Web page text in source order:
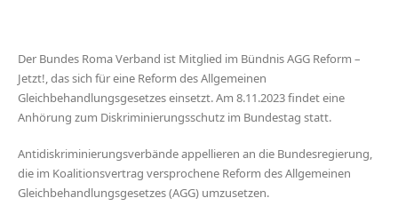
Der Bundes Roma Verband ist Mitglied im Bündnis AGG Reform –
Jetzt!, das sich für eine Reform des Allgemeinen
Gleichbehandlungsgesetzes einsetzt. Am 8.11.2023 findet eine
Anhörung zum Diskriminierungsschutz im Bundestag statt.
Antidiskriminierungsverbände appellieren an die Bundesregierung,
die im Koalitionsvertrag versprochene Reform des Allgemeinen
Gleichbehandlungsgesetzes (AGG) umzusetzen.